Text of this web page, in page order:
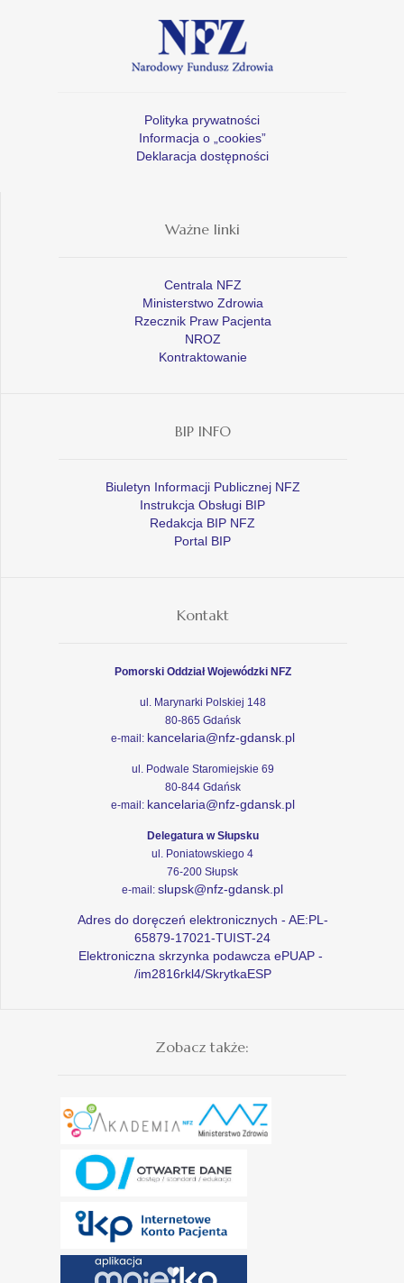
Polityka prywatności
Informacja o „cookies”
Deklaracja dostępności
Ważne linki
Centrala NFZ
Ministerstwo Zdrowia
Rzecznik Praw Pacjenta
NROZ
Kontraktowanie
BIP INFO
Biuletyn Informacji Publicznej NFZ
Instrukcja Obsługi BIP
Redakcja BIP NFZ
Portal BIP
Kontakt
Pomorski Oddział Wojewódzki NFZ
ul. Marynarki Polskiej 148
80-865 Gdańsk
e-mail: kancelaria@nfz-gdansk.pl
ul. Podwale Staromiejskie 69
80-844 Gdańsk
e-mail: kancelaria@nfz-gdansk.pl
Delegatura w Słupsku
ul. Poniatowskiego 4
76-200 Słupsk
e-mail: slupsk@nfz-gdansk.pl
Adres do doręczeń elektronicznych - AE:PL-
65879-17021-TUIST-24
Elektroniczna skrzynka podawcza ePUAP -
/im2816rkl4/SkrytkaESP
Zobacz także: